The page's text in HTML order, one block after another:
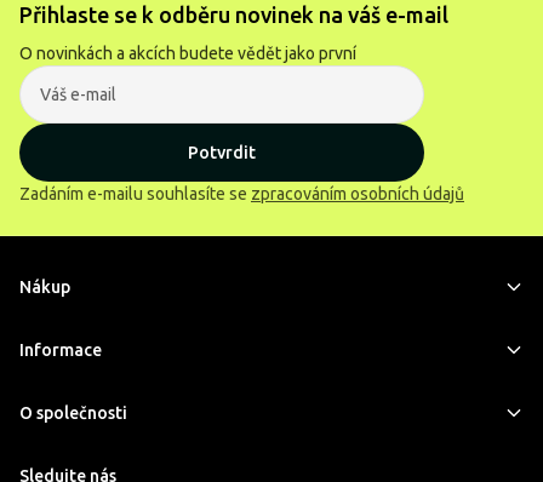
Přihlaste se k odběru novinek na váš e-mail
O novinkách a akcích budete vědět jako první
Potvrdit
Zadáním e-mailu souhlasíte se zpracováním osobních údajů
Nákup
Informace
O společnosti
Sledujte nás